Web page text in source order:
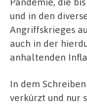
und in den
Angriffskrieges
auch in der
anhaltenden
In dem
verkürzt und nur